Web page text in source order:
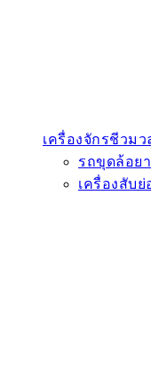
เครื่องจักรชีวมว
รถขุดล้อย
เครื่องสับ